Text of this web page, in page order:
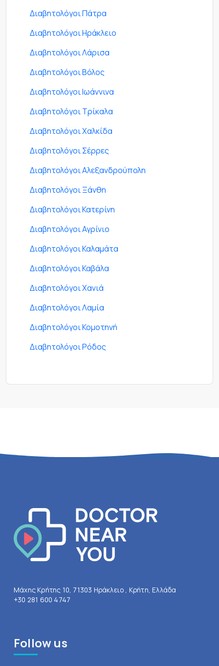
Διαβητολόγοι Πάτρα
Διαβητολόγοι Ηράκλειο
Διαβητολόγοι Λάρισα
Διαβητολόγοι Βόλος
Διαβητολόγοι Ιωάννινα
Διαβητολόγοι Τρίκαλα
Διαβητολόγοι Χαλκίδα
Διαβητολόγοι Σέρρες
Διαβητολόγοι Αλεξανδρούπολη
Διαβητολόγοι Ξάνθη
Διαβητολόγοι Κατερίνη
Διαβητολόγοι Αγρίνιο
Διαβητολόγοι Καλαμάτα
Διαβητολόγοι Καβάλα
Διαβητολόγοι Χανιά
Διαβητολόγοι Λαμία
Διαβητολόγοι Κομοτηνή
Διαβητολόγοι Ρόδος
Μάχης Κρήτης 10, 71303 Ηράκλειο , Κρήτη, Ελλάδα
+30 281 600 4747
Follow us